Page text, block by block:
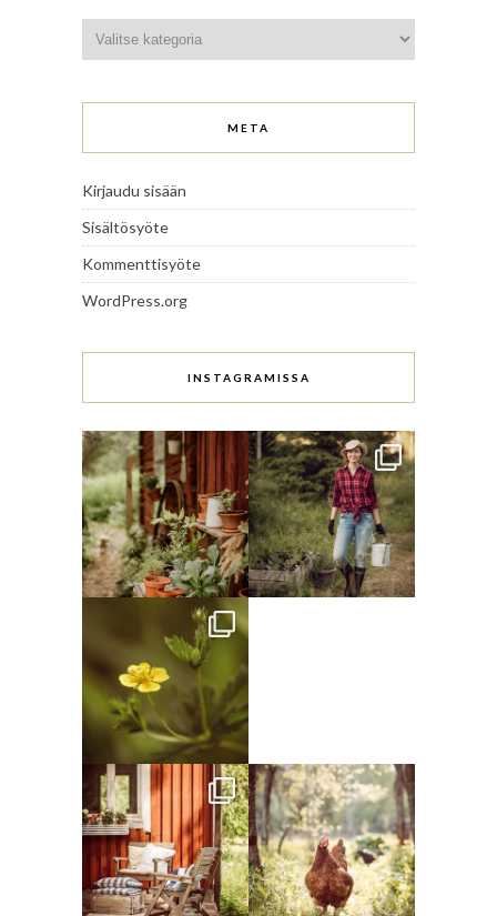
META
Kirjaudu sisään
Sisältösyöte
Kommenttisyöte
WordPress.org
INSTAGRAMISSA